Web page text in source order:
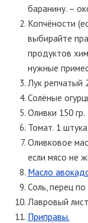
баранину. –
Копчёности
выбирайте
продуктов
нужные
Лук репчатый
Солёные
Оливки 150 гр.
Томат. 1 штука.
Оливковое
если мясо не
Масло
Соль, перец по
Лавровый
Приправы.